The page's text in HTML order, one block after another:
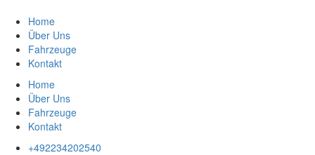
Inhalt
springen
Home
Über Uns
Fahrzeuge
Kontakt
Home
Über Uns
Fahrzeuge
Kontakt
+492234202540